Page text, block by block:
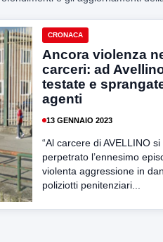
CRONACA
Ancora violenza
carceri: ad
testate e
agenti
13 GENNAIO 2023
“Al carcere di AVELLINO si
perpetrato l’ennesimo
violenta aggressione in
poliziotti penitenziari...